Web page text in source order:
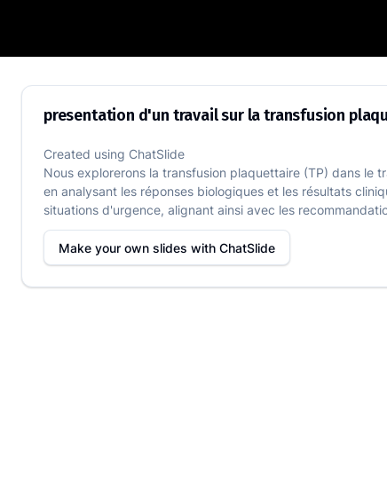
presentation d'un travail sur la
presentation d'un travail sur la transfusion
Created using ChatSlide
Nous explorerons la transfusion plaquettaire (TP) dans le
en analysant les réponses biologiques et les résultats
situations d'urgence, alignant ainsi avec les
Make your own slides with ChatSlide